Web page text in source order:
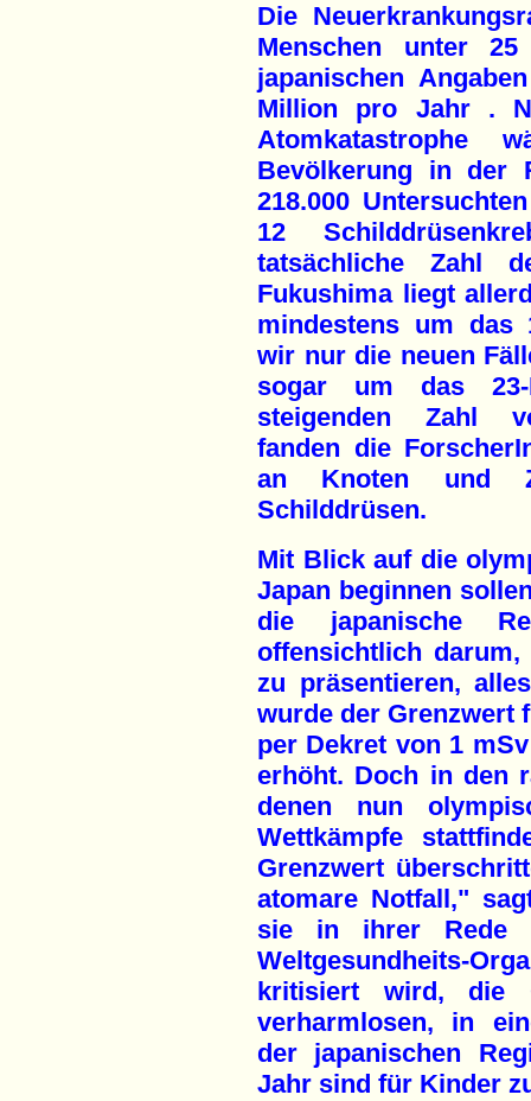
Die
Menschen unter
japanischen
Million pro Jahr .
Atomkatastrophe
Bevölkerung in der
218.000
12
tatsächliche Zahl
Fukushima liegt
mindestens um das
wir nur die neuen
sogar um das 23-
steigenden Zahl
fanden die
an Knoten und
Schilddrüsen.
Mit Blick auf die
Japan beginnen
die japanische
offensichtlich
zu präsentieren,
wurde der Grenzwert
per Dekret von 1
erhöht. Doch in den
denen nun
Wettkämpfe
Grenzwert
atomare Notfall,"
sie in ihrer Rede
Weltgesundheits-
kritisiert wird, die
verharmlosen, in
der japanischen
Jahr sind für Kinder